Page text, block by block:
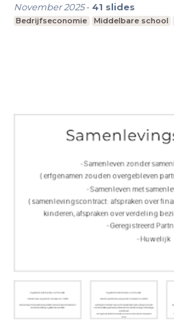
November 2025- 41 slides
Bedrijfseconomie Middelbare school